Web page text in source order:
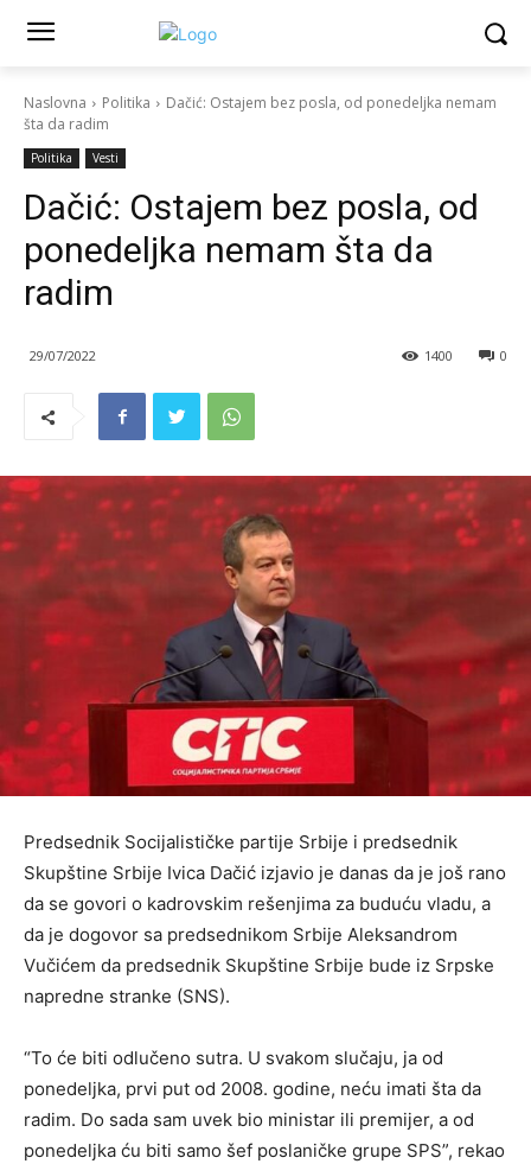
Naslovna Politika
Dačić: Ostajem bez posla, od ponedeljka nemam
šta da radim
Politika Vesti
Dačić: Ostajem bez posla, od
ponedeljka nemam šta da
radim
29/07/2022 0
1400
Predsednik Socijalističke partije Srbije i predsednik
Skupštine Srbije Ivica Dačić izjavio je danas da je još rano
da se govori o kadrovskim rešenjima za buduću vladu, a
da je dogovor sa predsednikom Srbije Aleksandrom
Vučićem da predsednik Skupštine Srbije bude iz Srpske
napredne stranke (SNS).
“To će biti odlučeno sutra. U svakom slučaju, ja od
ponedeljka, prvi put od 2008. godine, neću imati šta da
radim. Do sada sam uvek bio ministar ili premijer, a od
ponedeljka ću biti samo šef poslaničke grupe SPS”, rekao